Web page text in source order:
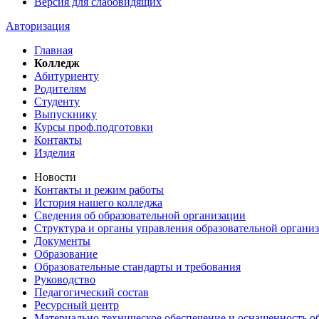
Авторизация
Главная
Колледж
Абитуриенту
Родителям
Студенту
Выпускнику
Курсы проф.подготовки
Контакты
Изделия
Новости
Контакты и режим работы
История нашего колледжа
Сведения об образовательной организации
Структура и органы управления образовательной
Документы
Образование
Образовательные стандарты и требования
Руководство
Педагогический состав
Ресурсный центр